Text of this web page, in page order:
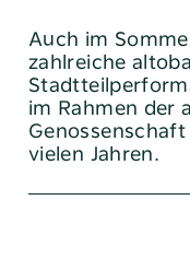
Auch im
zahlreiche
im Rahmen der
vielen Jahren.